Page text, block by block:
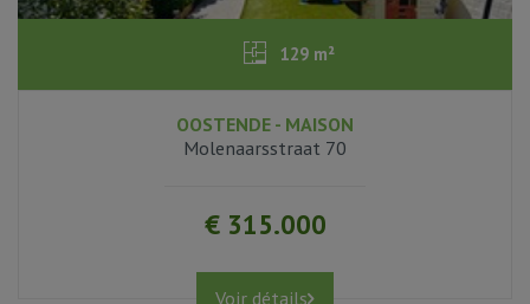
129 m²
3
OOSTENDE - MAISON
Molenaarsstraat 70
€ 315.000
Voir détails